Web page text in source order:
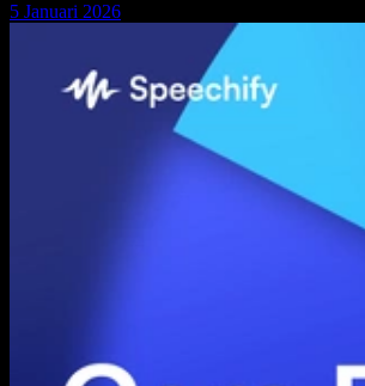
5 Januari 2026